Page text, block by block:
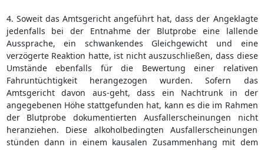
4. Soweit das Amtsgericht angeführt hat, dass der Angeklagte
jedenfalls bei der Entnahme der Blutprobe eine lallende
Aussprache, ein schwankendes Gleichgewicht und eine
verzögerte Reaktion hatte, ist nicht auszuschließen, dass diese
Umstände ebenfalls für die Bewertung einer relativen
Fahruntüchtigkeit herangezogen wurden. Sofern das
Amtsgericht davon aus-geht, dass ein Nachtrunk in der
angegebenen Höhe stattgefunden hat, kann es die im Rahmen
der Blutprobe dokumentierten Ausfallerscheinungen nicht
heranziehen. Diese alkoholbedingten Ausfallerscheinungen
stünden dann in einem kausalen Zusammenhang mit dem